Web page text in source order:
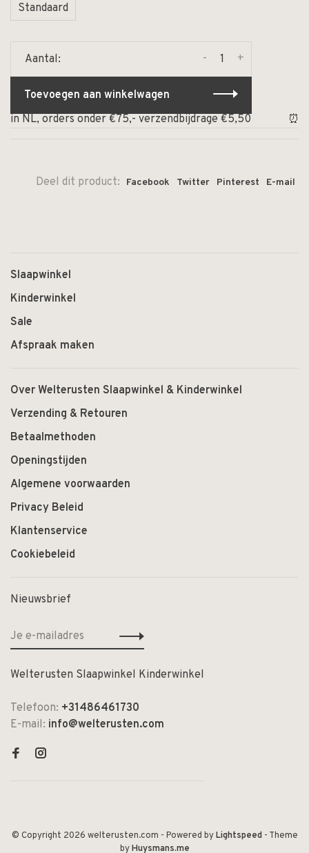
Standaard
Aantal: +
-
Toevoegen aan winkelwagen
NL, orders onder €75,- verzendbijdrage €5,50
⏰
Deel dit product: Facebook Twitter Pinterest E-mail
Slaapwinkel
Kinderwinkel
Sale
Afspraak maken
Over Welterusten Slaapwinkel & Kinderwinkel
Verzending & Retouren
Betaalmethoden
Openingstijden
Algemene voorwaarden
Privacy Beleid
Klantenservice
Cookiebeleid
Nieuwsbrief
Welterusten Slaapwinkel Kinderwinkel
Telefoon: +31486461730
E-mail: info@welterusten.com
© Copyright 2026 welterusten.com - Powered byLightspeed- Theme
byHuysmans.me